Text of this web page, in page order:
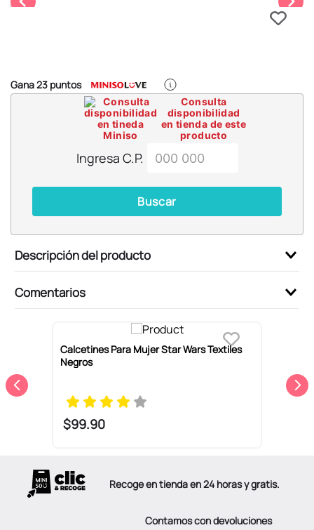
Gana23 puntos
Consulta
disponibilidad
en tienda de este
producto
Ingresa C.P.
Buscar
Descripción del producto
Comentarios
Calcetines Para Mujer Star Wars Textiles
Negros
$99.90
Recoge en tienda en 24 horas y gratis.
Contamos con devoluciones
9.
chiikawas
cosmetiquera